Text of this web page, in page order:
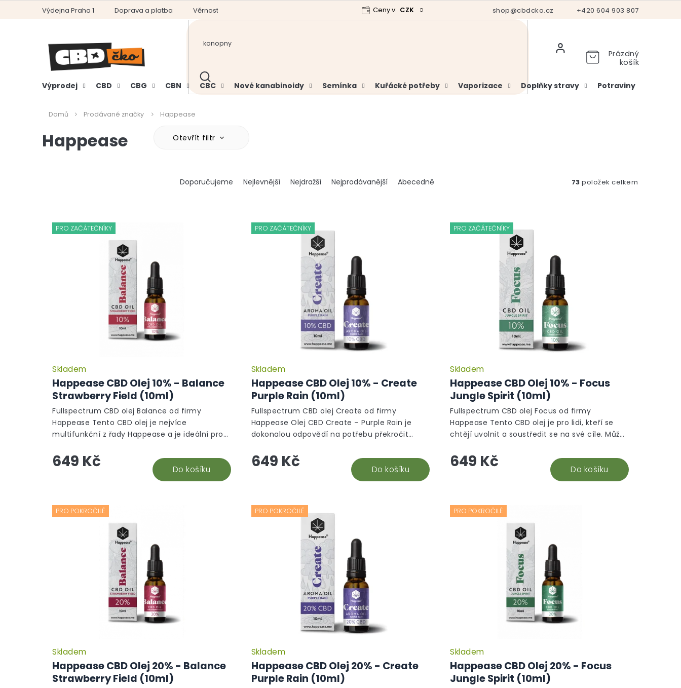
+420 604 903 807
shop@cbdcko.cz
Výdejna Praha 1 Doprava a platba Věrnostní program Analýzy a certifikáty Hodnocení obchodu Vrácení a reklamace
Ceny v: CZK
HLEDAT
Prázdný
košík
Výprodej CBD CBG CBN CBC Nové kanabinoidy Semínka Kuřácké potřeby Vaporizace Doplňky stravy Potraviny
Domů Prodávané značky Happease
Happease Otevřít filtr
Ř
aDoporučujeme Nejlevnější Nejdražší Nejprodávanější Abecedně 73 položek celkem
PRO ZAČÁTEČNÍKY
Happease CBD Olej 10% - Balance
Strawberry Field (10ml)
Skladem
649 Kč Do košíku
Fullspectrum CBD olej Balance od firmy
Happease Tento CBD olej je nejvíce
multifunkční z řady Happease a je ideální pro
chronickými...
PRO ZAČÁTEČNÍKY
Happease CBD Olej 10% - Create
Purple Rain (10ml)
Skladem
649 Kč Do košíku
Fullspectrum CBD olej Create od firmy
Happease Olej CBD Create – Purple Rain je
dokonalou odpovědí na potřebu překročit
Probuzení...
PRO ZAČÁTEČNÍKY
Happease CBD Olej 10% - Focus
Jungle Spirit (10ml)
Skladem
649 Kč Do košíku
Fullspectrum CBD olej Focus od firmy
Happease Tento CBD olej je pro lidi, kteří se
chtějí uvolnit a soustředit se na své cíle. Může
PRO POKROČILÉ
Happease CBD Olej 20% - Balance
Strawberry Field (10ml)
Skladem
PRO POKROČILÉ
Happease CBD Olej 20% - Create
Purple Rain (10ml)
Skladem
PRO POKROČILÉ
Happease CBD Olej 20% - Focus
Jungle Spirit (10ml)
Skladem